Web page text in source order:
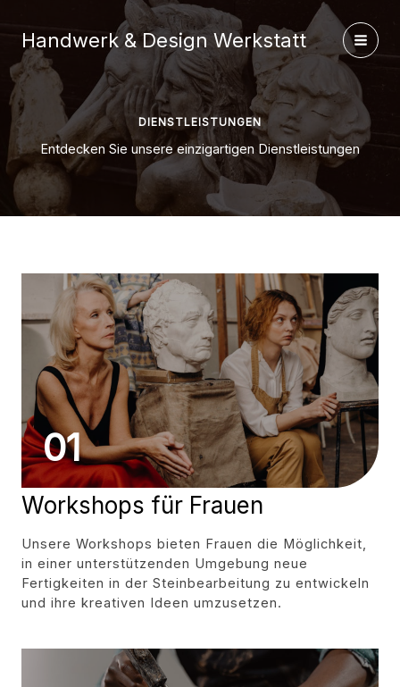
springenHandwerk & Design Werkstatt
DIENSTLEISTUNGEN
Entdecken Sie unsere einzigartigen Dienstleistungen
01
Workshops für Frauen
Unsere Workshops bieten Frauen die Möglichkeit,
in einer unterstützenden Umgebung neue
Fertigkeiten in der Steinbearbeitung zu entwickeln
und ihre kreativen Ideen umzusetzen.